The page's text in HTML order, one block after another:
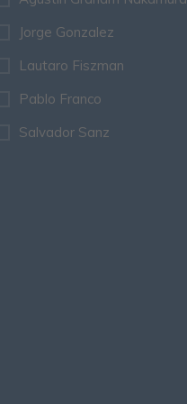
Jorge Gonzalez
Lautaro Fiszman
Pablo Franco
Salvador Sanz